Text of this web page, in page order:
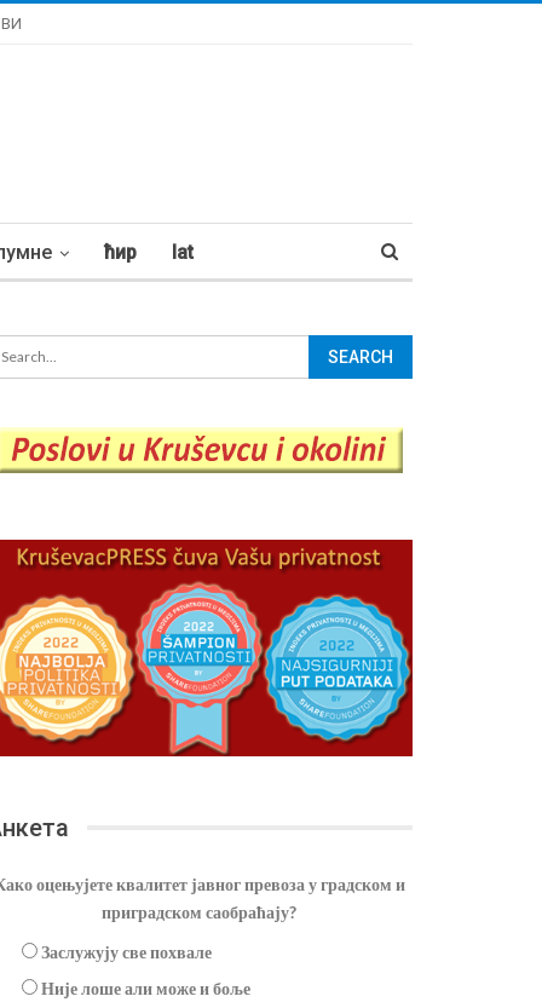
ћир lat
оцењујете квалитет јавног превоза у градском и
приградском саобраћају?
Заслужују све похвале
Није лоше али може и боље